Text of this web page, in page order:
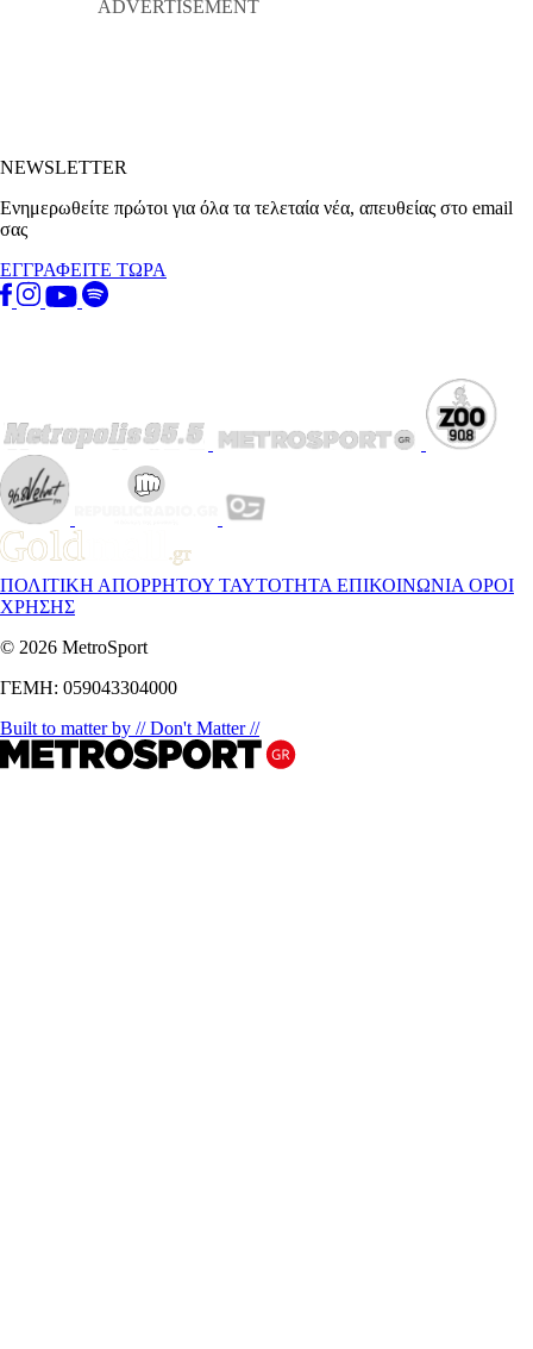
NEWSLETTER
Ενημερωθείτε πρώτοι για όλα τα τελεταία νέα, απευθείας στο email
σας
ΕΓΓΡΑΦΕΙΤΕ ΤΩΡΑ
ΠΟΛΙΤΙΚΗ ΑΠΟΡΡΗΤΟΥ ΤΑΥΤΟΤΗΤΑ ΕΠΙΚΟΙΝΩΝΙΑ ΟΡΟΙ
ΧΡΗΣΗΣ
© 2026 MetroSport
ΓΕΜΗ: 059043304000
Built to matter by // Don't Matter //